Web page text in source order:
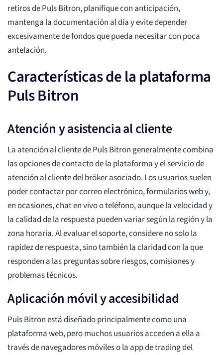
retiros de Puls Bitron, planifique con anticipación,
mantenga la documentación al día y evite depender
excesivamente de fondos que pueda necesitar con poca
antelación.
Características de la plataforma
Puls Bitron
Atención y asistencia al cliente
La atención al cliente de Puls Bitron generalmente combina
las opciones de contacto de la plataforma y el servicio de
atención al cliente del bróker asociado. Los usuarios suelen
poder contactar por correo electrónico, formularios web y,
en ocasiones, chat en vivo o teléfono, aunque la velocidad y
la calidad de la respuesta pueden variar según la región y la
zona horaria. Al evaluar el soporte, considere no solo la
rapidez de respuesta, sino también la claridad con la que
responden a las preguntas sobre riesgos, comisiones y
problemas técnicos.
Aplicación móvil y accesibilidad
Puls Bitron está diseñado principalmente como una
plataforma web, pero muchos usuarios acceden a ella a
través de navegadores móviles o la app de trading del